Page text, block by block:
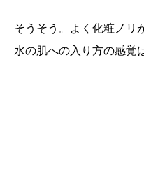
そうそう。よく化粧ノリ
水の肌への入り方の感覚